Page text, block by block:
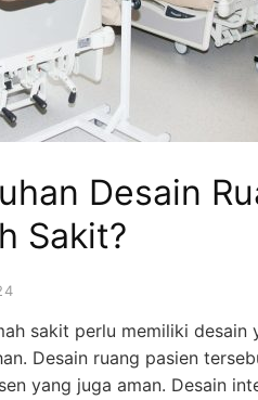
Desain
Sakit?
sakit perlu memiliki desain
Desain ruang pasien
yang juga aman. Desain